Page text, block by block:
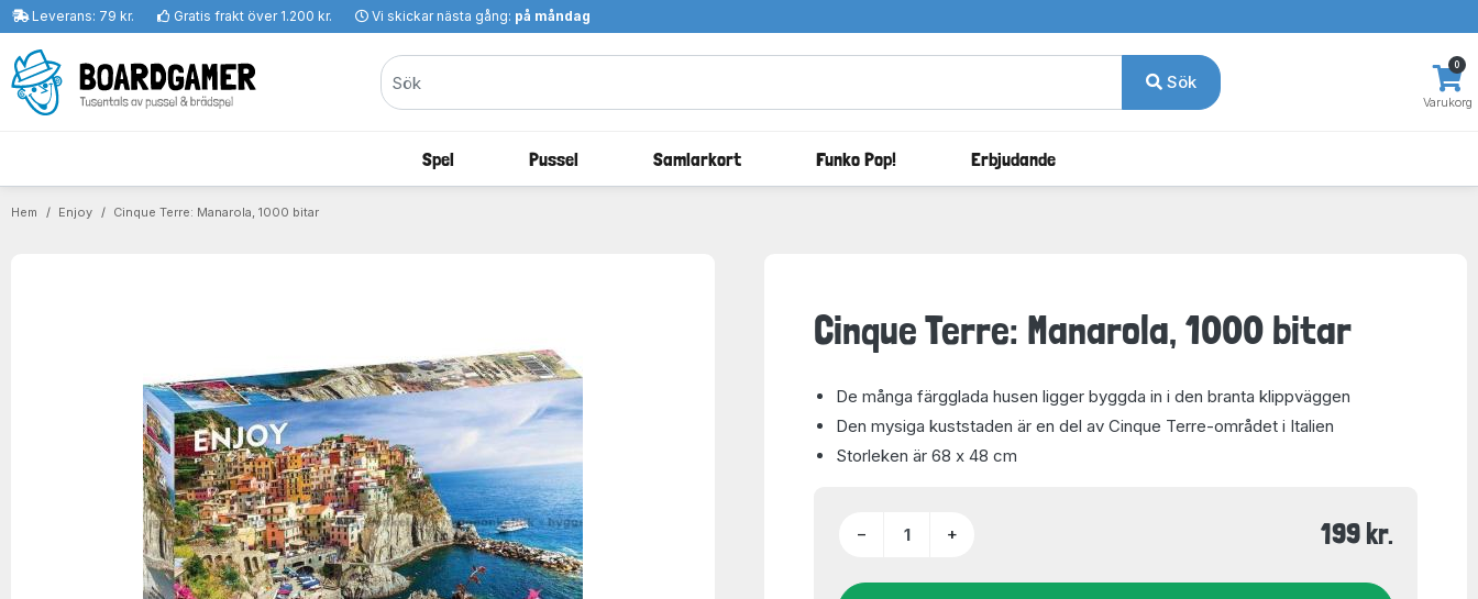
Leverans: 79 kr. Gratis frakt över 1.200 kr. Vi skickar nästa gång: på måndag
Sök
Varukorg
0
Spel Pussel Samlarkort Funko Pop! Erbjudande
Hem Enjoy Cinque Terre: Manarola, 1000 bitar
Cinque Terre: Manarola, 1000 bitar
De många färgglada husen ligger byggda in i den branta klippväggen
Den mysiga kuststaden är en del av Cinque Terre-området i Italien
Storleken är 68 x 48 cm
− + 199 kr.